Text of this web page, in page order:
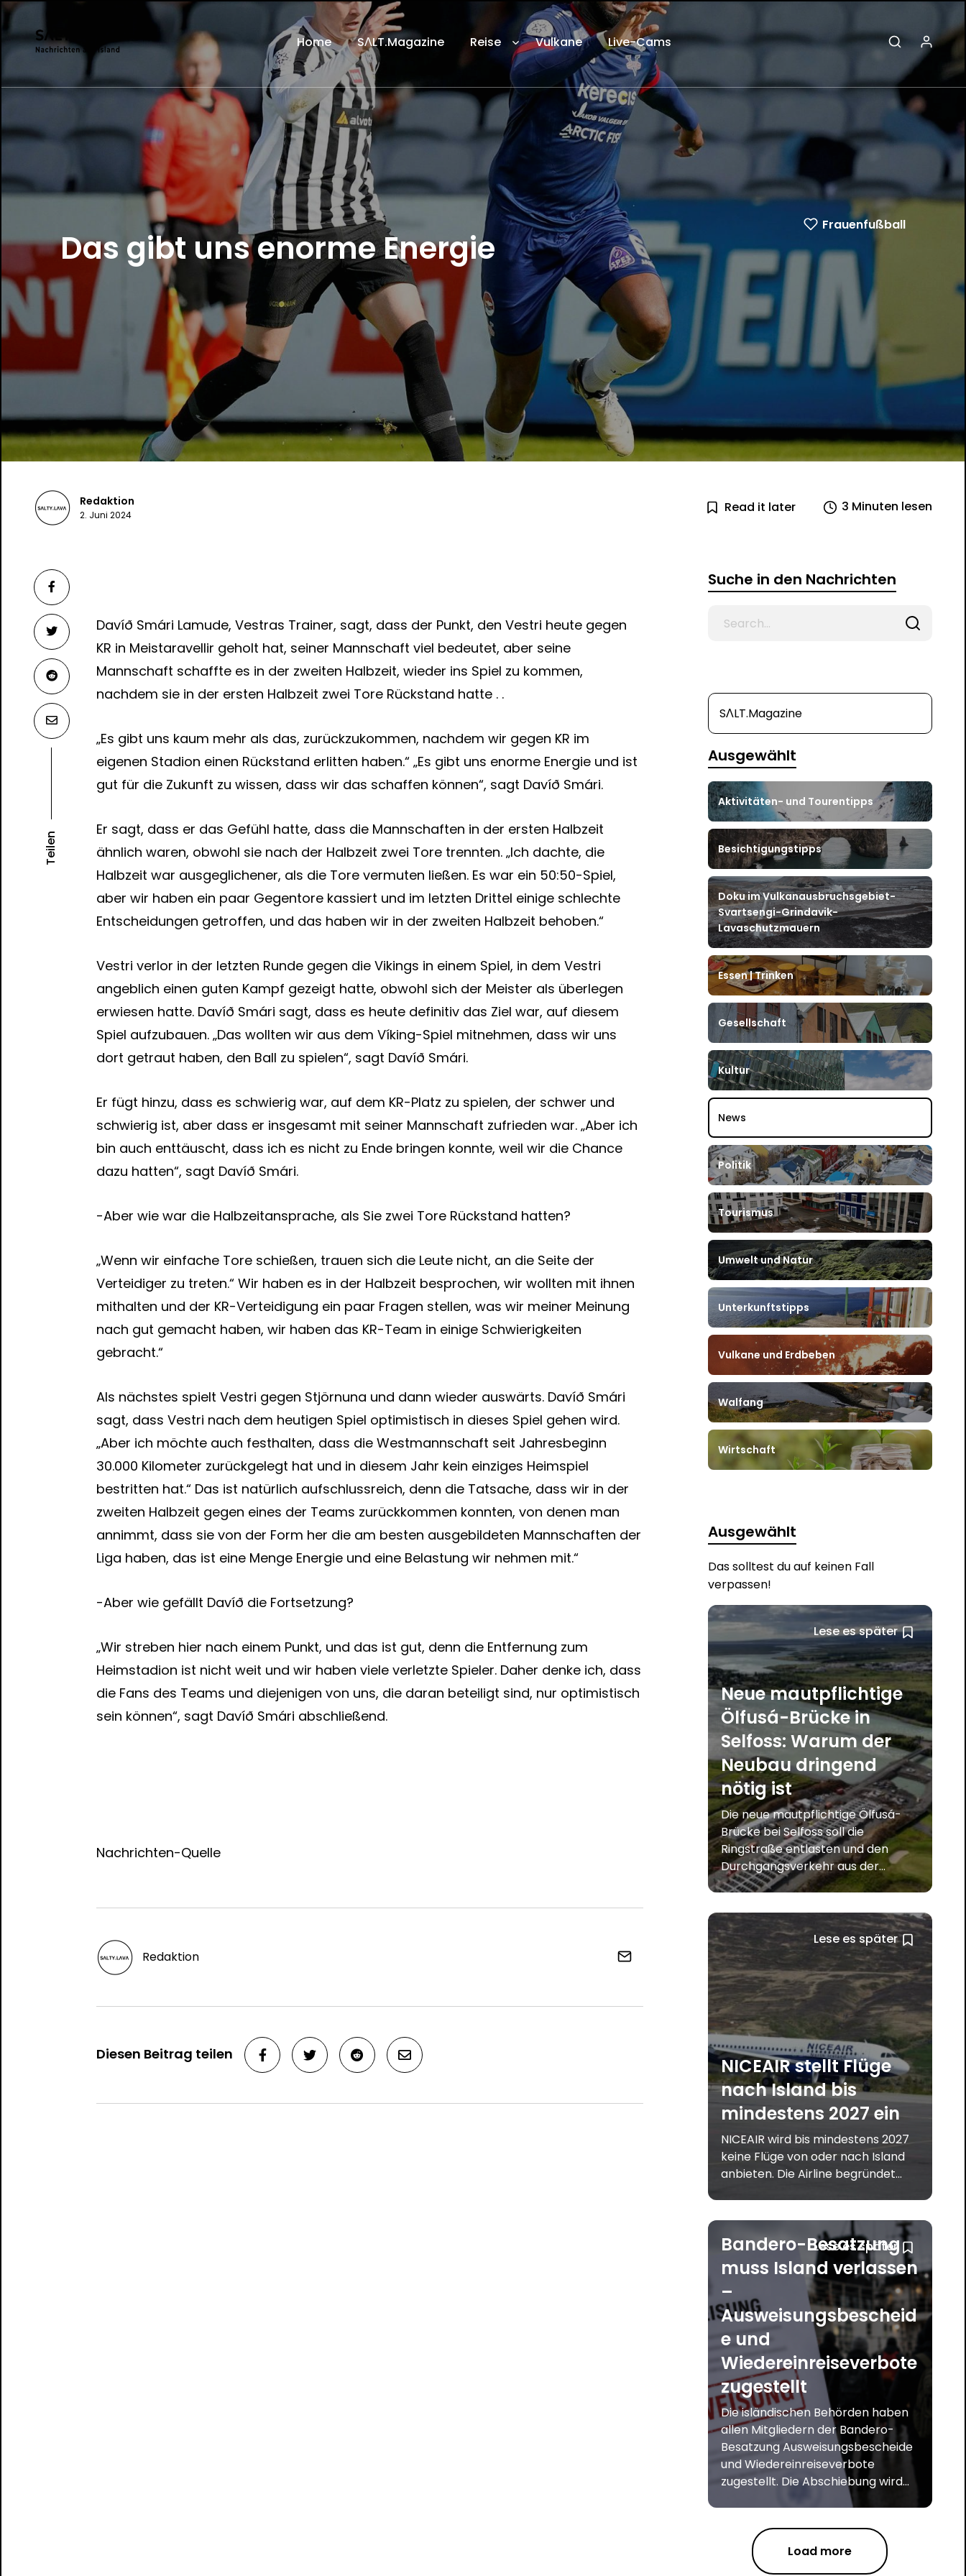
Home SΛLT.Magazine Reise Vulkane Live-Cams
Das gibt uns enorme Energie
Frauenfußball
Redaktion
2. Juni 2024 Read it later 3 Minuten lesen
Davíð Smári Lamude, Vestras Trainer, sagt, dass der Punkt, den Vestri heute gegen
KR in Meistaravellir geholt hat, seiner Mannschaft viel bedeutet, aber seine
Mannschaft schaffte es in der zweiten Halbzeit, wieder ins Spiel zu kommen,
nachdem sie in der ersten Halbzeit zwei Tore Rückstand hatte . .
„Es gibt uns kaum mehr als das, zurückzukommen, nachdem wir gegen KR im
eigenen Stadion einen Rückstand erlitten haben.“ „Es gibt uns enorme Energie und ist
gut für die Zukunft zu wissen, dass wir das schaffen können“, sagt Davíð Smári.
Er sagt, dass er das Gefühl hatte, dass die Mannschaften in der ersten Halbzeit
ähnlich waren, obwohl sie nach der Halbzeit zwei Tore trennten. „Ich dachte, die
Halbzeit war ausgeglichener, als die Tore vermuten ließen. Es war ein 50:50-Spiel,
aber wir haben ein paar Gegentore kassiert und im letzten Drittel einige schlechte
Entscheidungen getroffen, und das haben wir in der zweiten Halbzeit behoben.“
Vestri verlor in der letzten Runde gegen die Vikings in einem Spiel, in dem Vestri
angeblich einen guten Kampf gezeigt hatte, obwohl sich der Meister als überlegen
erwiesen hatte. Davíð Smári sagt, dass es heute definitiv das Ziel war, auf diesem
Spiel aufzubauen. „Das wollten wir aus dem Víking-Spiel mitnehmen, dass wir uns
dort getraut haben, den Ball zu spielen“, sagt Davíð Smári.
Er fügt hinzu, dass es schwierig war, auf dem KR-Platz zu spielen, der schwer und
schwierig ist, aber dass er insgesamt mit seiner Mannschaft zufrieden war. „Aber ich
bin auch enttäuscht, dass ich es nicht zu Ende bringen konnte, weil wir die Chance
dazu hatten“, sagt Davíð Smári.
-Aber wie war die Halbzeitansprache, als Sie zwei Tore Rückstand hatten?
„Wenn wir einfache Tore schießen, trauen sich die Leute nicht, an die Seite der
Verteidiger zu treten.“ Wir haben es in der Halbzeit besprochen, wir wollten mit ihnen
mithalten und der KR-Verteidigung ein paar Fragen stellen, was wir meiner Meinung
nach gut gemacht haben, wir haben das KR-Team in einige Schwierigkeiten
gebracht.“
Als nächstes spielt Vestri gegen Stjörnuna und dann wieder auswärts. Davíð Smári
sagt, dass Vestri nach dem heutigen Spiel optimistisch in dieses Spiel gehen wird.
„Aber ich möchte auch festhalten, dass die Westmannschaft seit Jahresbeginn
30.000 Kilometer zurückgelegt hat und in diesem Jahr kein einziges Heimspiel
bestritten hat.“ Das ist natürlich aufschlussreich, denn die Tatsache, dass wir in der
zweiten Halbzeit gegen eines der Teams zurückkommen konnten, von denen man
annimmt, dass sie von der Form her die am besten ausgebildeten Mannschaften der
Liga haben, das ist eine Menge Energie und eine Belastung wir nehmen mit.“
-Aber wie gefällt Davíð die Fortsetzung?
„Wir streben hier nach einem Punkt, und das ist gut, denn die Entfernung zum
Heimstadion ist nicht weit und wir haben viele verletzte Spieler. Daher denke ich, dass
die Fans des Teams und diejenigen von uns, die daran beteiligt sind, nur optimistisch
sein können“, sagt Davíð Smári abschließend.
Nachrichten-Quelle
Teilen
Redaktion
Diesen Beitrag teilen
Suche in den Nachrichten
SΛLT.Magazine
Ausgewählt
Aktivitäten- und Tourentipps
Besichtigungstipps
Doku im Vulkanausbruchsgebiet-
Svartsengi-Grindavik-
Lavaschutzmauern
Essen | Trinken
Gesellschaft
Kultur
News
Politik
Tourismus
Umwelt und Natur
Unterkunftstipps
Vulkane und Erdbeben
Walfang
Wirtschaft
Ausgewählt
Das solltest du auf keinen Fall
verpassen!
Lese es später
Neue mautpflichtige
Ölfusá-Brücke in
Selfoss: Warum der
Neubau dringend
nötig ist
Die neue mautpflichtige Ölfusá-
Brücke bei Selfoss soll die
Ringstraße entlasten und den
Durchgangsverkehr aus der...
Lese es später
NICEAIR stellt Flüge
nach Island bis
mindestens 2027 ein
NICEAIR wird bis mindestens 2027
keine Flüge von oder nach Island
anbieten. Die Airline begründet...
Lese es später
Bandero-Besatzung
muss Island verlassen
–
Ausweisungsbescheid
e und
Wiedereinreiseverbote
zugestellt
Die isländischen Behörden haben
allen Mitgliedern der Bandero-
Besatzung Ausweisungsbescheide
und Wiedereinreiseverbote
zugestellt. Die Abschiebung wird...
Load more